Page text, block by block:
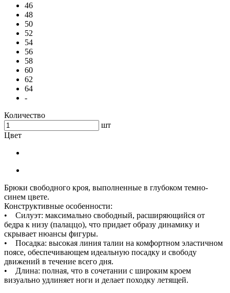
46
48
50
52
54
56
58
60
62
64
-
Количество
шт
Цвет
Брюки свободного кроя, выполненные в глубоком темно-
синем цвете.
Конструктивные особенности:
• Силуэт: максимально свободный, расширяющийся от
бедра к низу (палаццо), что придает образу динамику и
скрывает нюансы фигуры.
• Посадка: высокая линия талии на комфортном эластичном
поясе, обеспечивающем идеальную посадку и свободу
движений в течение всего дня.
• Длина: полная, что в сочетании с широким кроем
визуально удлиняет ноги и делает походку летящей.